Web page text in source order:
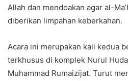
Allah dan mendoakan agar al-
diberikan limpahan keberkahan.
Acara ini merupakan kali kedua
terkhusus di komplek Nurul
Muhammad Rumaizijat. Turut